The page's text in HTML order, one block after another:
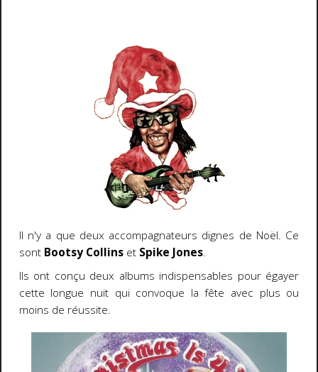
Il n'y a que deux accompagnateurs dignes de Noël. Ce
sont Bootsy Collins et Spike Jones.
Ils ont conçu deux albums indispensables pour égayer
cette longue nuit qui convoque la fête avec plus ou
moins de réussite.